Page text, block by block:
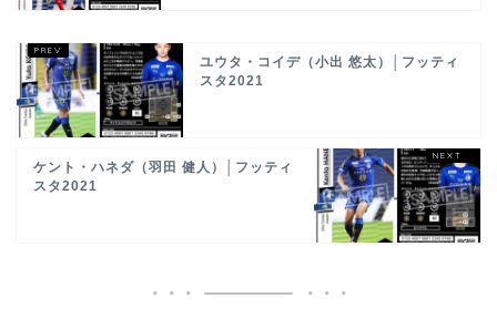
ユウタ・コイデ（小出 悠太）│フッティ
スタ2021
ケント・ハネダ（羽田 健人）│フッティ
スタ2021